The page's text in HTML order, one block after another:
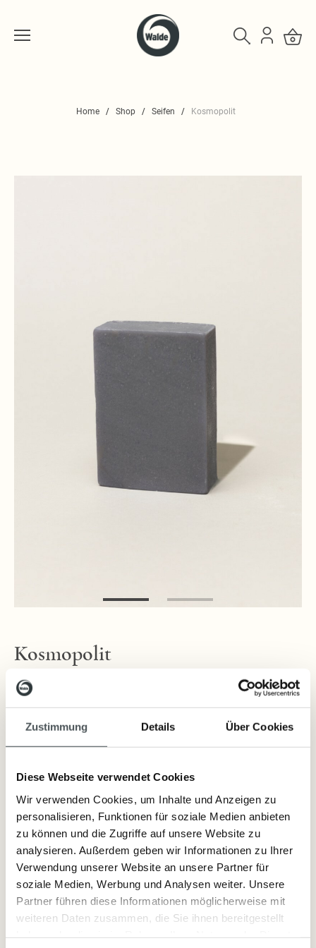
Zustimmung Details Über Cookies
Diese Webseite verwendet Cookies
Wir verwenden Cookies, um Inhalte und Anzeigen zu
personalisieren, Funktionen für soziale Medien anbieten
zu können und die Zugriffe auf unsere Website zu
analysieren. Außerdem geben wir Informationen zu Ihrer
Verwendung unserer Website an unsere Partner für
soziale Medien, Werbung und Analysen weiter. Unsere
Partner führen diese Informationen möglicherweise mit
weiteren Daten zusammen, die Sie ihnen bereitgestellt
Home Shop Seifen Kosmopolit
Kosmopolit
Kosmopolit Seife handgeschöpft 100g
Diese Gesichts-, Hand- und Duschseife ist rückfettend und pflegend.
Lieferzeit: sofort lieferbar
5,00 €
Inkl. Steuern,exkl.Versandkosten
Artikelnummer:2344